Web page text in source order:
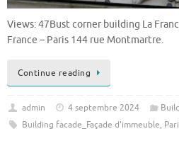
Views: 47Bust corner building La
France – Paris 144 rue Montmartre.
Continue reading
admin 4 septembre 2024
Building facade_Façade d'immeuble,